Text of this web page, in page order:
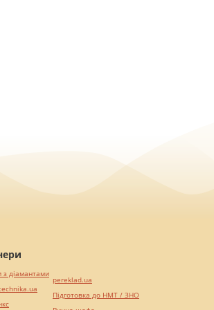
з діамантами
pereklad.ua
Підготовка до НМТ / ЗНО